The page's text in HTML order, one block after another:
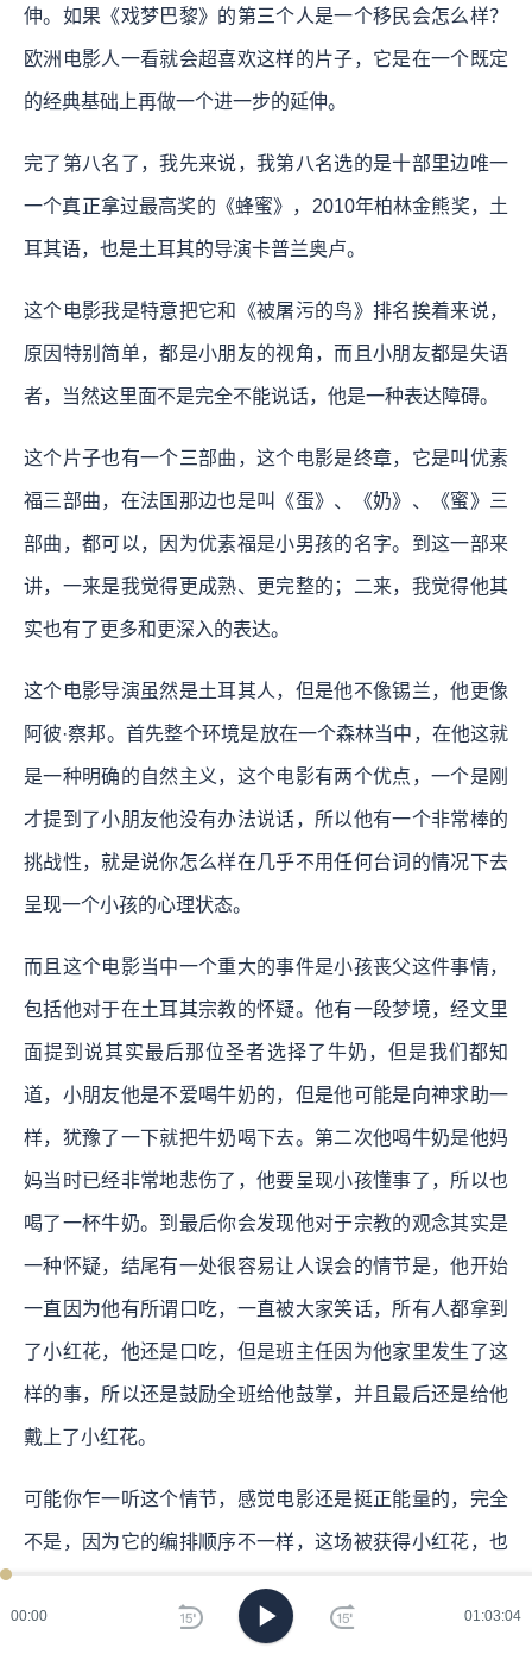
00:00 01:03:04
伸。如果《戏梦巴黎》的第三个人是一个移民会怎么样？
欧洲电影人一看就会超喜欢这样的片子，它是在一个既定
的经典基础上再做一个进一步的延伸。
完了第八名了，我先来说，我第八名选的是十部里边唯一
一个真正拿过最高奖的《蜂蜜》，2010年柏林金熊奖，土
耳其语，也是土耳其的导演卡普兰奥卢。
这个电影我是特意把它和《被屠污的鸟》排名挨着来说，
原因特别简单，都是小朋友的视角，而且小朋友都是失语
者，当然这里面不是完全不能说话，他是一种表达障碍。
这个片子也有一个三部曲，这个电影是终章，它是叫优素
福三部曲，在法国那边也是叫《蛋》、《奶》、《蜜》三
部曲，都可以，因为优素福是小男孩的名字。到这一部来
讲，一来是我觉得更成熟、更完整的；二来，我觉得他其
实也有了更多和更深入的表达。
这个电影导演虽然是土耳其人，但是他不像锡兰，他更像
阿彼·察邦。首先整个环境是放在一个森林当中，在他这就
是一种明确的自然主义，这个电影有两个优点，一个是刚
才提到了小朋友他没有办法说话，所以他有一个非常棒的
挑战性，就是说你怎么样在几乎不用任何台词的情况下去
呈现一个小孩的心理状态。
而且这个电影当中一个重大的事件是小孩丧父这件事情，
包括他对于在土耳其宗教的怀疑。他有一段梦境，经文里
面提到说其实最后那位圣者选择了牛奶，但是我们都知
道，小朋友他是不爱喝牛奶的，但是他可能是向神求助一
样，犹豫了一下就把牛奶喝下去。第二次他喝牛奶是他妈
妈当时已经非常地悲伤了，他要呈现小孩懂事了，所以也
喝了一杯牛奶。到最后你会发现他对于宗教的观念其实是
一种怀疑，结尾有一处很容易让人误会的情节是，他开始
一直因为他有所谓口吃，一直被大家笑话，所有人都拿到
了小红花，他还是口吃，但是班主任因为他家里发生了这
样的事，所以还是鼓励全班给他鼓掌，并且最后还是给他
戴上了小红花。
可能你乍一听这个情节，感觉电影还是挺正能量的，完全
不是，因为它的编排顺序不一样，这场被获得小红花，也
没有人再嘲笑他的戏之后，他接了一场，其实小孩非常匆
忙地跑回家，到家门口时候发现邻居们和其他他爸爸的生